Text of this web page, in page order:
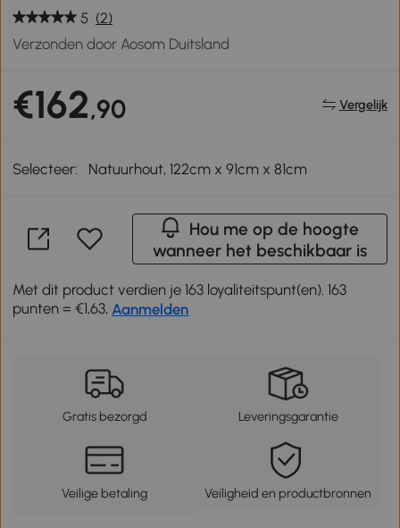
5 (2)
Verzonden door Aosom Duitsland
€162,90 Vergelijk
Selecteer: Natuurhout, 122cm x 91cm x 81cm
Hou me op de hoogte
wanneer het beschikbaar is
Met dit product verdien je 163 loyaliteitspunt(en). 163
punten = €1,63, Aanmelden
Gratis bezorgd Leveringsgarantie
Veilige betaling Veiligheid en productbronnen